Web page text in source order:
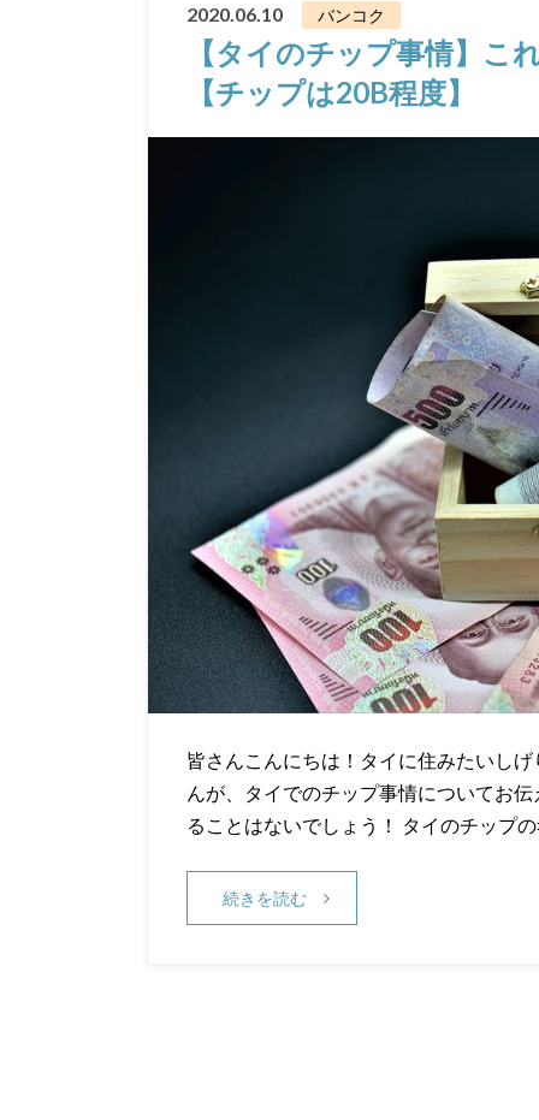
2020.06.10 バンコク
【タイのチップ事情】こ
【チップは20B程度】
皆さんこんにちは！タイに住みたいし
んが、タイでのチップ事情についてお
ることはないでしょう！ タイのチップ
続きを読む